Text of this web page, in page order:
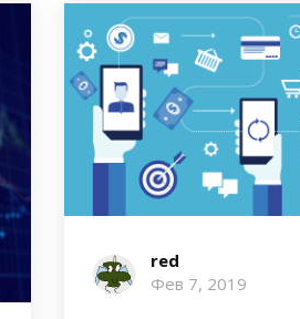
red
Фев 7, 2019